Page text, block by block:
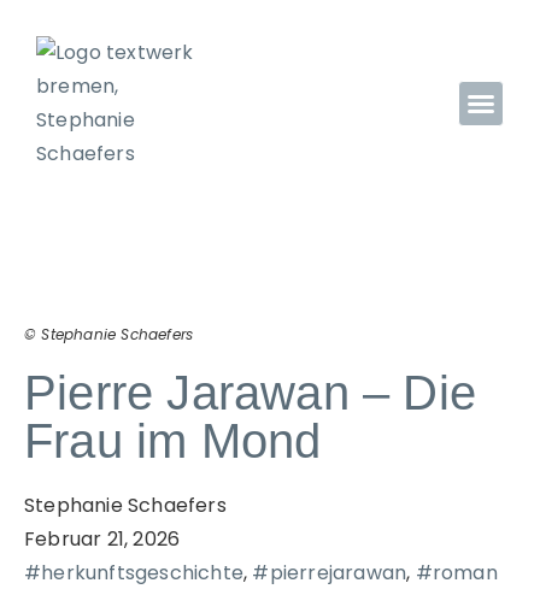
© Stephanie Schaefers
Pierre Jarawan – Die
Frau im Mond
Stephanie Schaefers
Februar 21, 2026
#herkunftsgeschichte, #pierrejarawan, #roman